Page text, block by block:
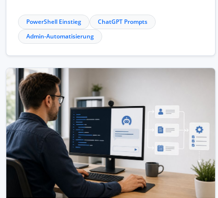
PowerShell Einstieg
ChatGPT Prompts
Admin-Automatisierung